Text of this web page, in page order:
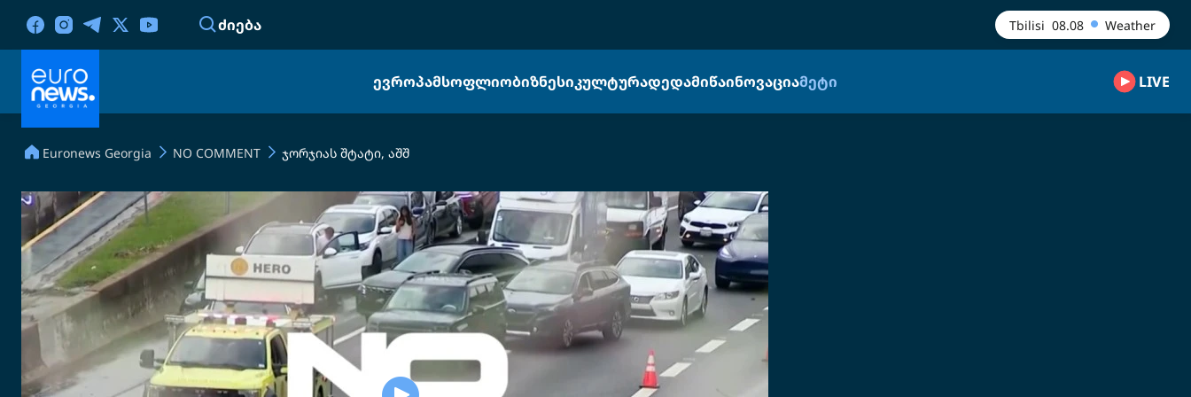
ᲫᲘᲔᲑᲐ Tbilisi 08.08 Weather
ᲔᲕᲠᲝᲞᲐᲛᲡᲝᲤᲚᲘᲝᲑᲘᲖᲜᲔᲡᲘᲙᲣᲚᲢᲣᲠᲐᲓᲔᲓᲐᲛᲘᲬᲐᲘᲜᲝᲕᲐᲪᲘᲐᲛᲔᲢᲘ LIVE
Euronews Georgia NO COMMENT ჯორჯიას შტატი, აშშ